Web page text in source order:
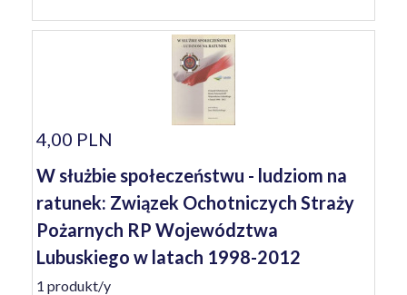
4,00 PLN
W służbie społeczeństwu - ludziom na
ratunek: Związek Ochotniczych Straży
Pożarnych RP Województwa
Lubuskiego w latach 1998-2012
1 produkt/y